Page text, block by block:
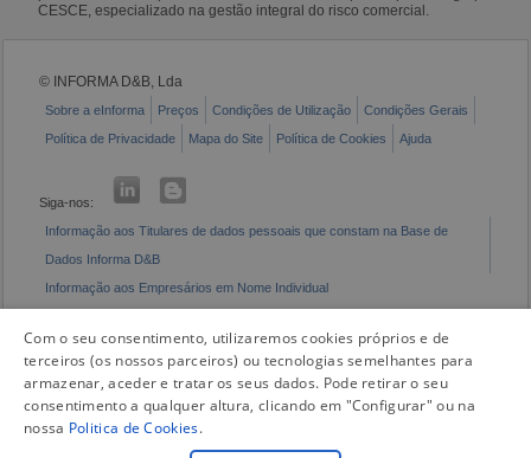
CESCE, especializado na gestão integral do risco comercial.
© INFORMA D&B, Lda
Sobre a eInforma Preços Condições de Utilização
Condições Gerais
Política de Privacidade
Mapa do Site Política de Cookies Ajuda
Siga-nos:
Informação aos Titulares de dados pessoais que constam na Base de
Dados Informa D&B
Informação aos Empresários em Nome Individual
Com o seu consentimento, utilizaremos cookies próprios e de
terceiros (os nossos parceiros) ou tecnologias semelhantes para
armazenar, aceder e tratar os seus dados. Pode retirar o seu
consentimento a qualquer altura, clicando em "Configurar" ou na
nossa Politica de Cookies.